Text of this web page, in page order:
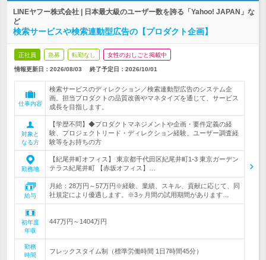
LINEヤフー株式会社 | 日本最大級のユーザー数を誇る「Yahoo! JAPAN」な
ど
検索サービスや検索連動型広告の【プロダクト企画】
正社員 急募 転勤なし 女性のおしごと掲載中
情報更新日：2026/08/03 終了予定日： 2026/10/01
仕事内容
検索サービスのディレクション／検索連動型広告のシステム企
画。担当プロダクトの品質改善やマネタイズを通じて、サービス
成長を目指します。
対象と
なる方
【学歴不問】◆プロダクトマネジメントや企画・要件定義の経
験、プロジェクトリード・ディレクション経験、ユーザー調査経
験等をお持ちの方
勤務地
【紀尾井町オフィス】 東京都千代田区紀尾井町1-3 東京ガーデン
テラス紀尾井町 【赤坂オフィス】…
給与
月給：28万円～57万円※経験、業績、スキル、貢献に応じて、同
社規定により優遇します。※3ヶ月間の試用期間があります…
初年度
年収
447万円～1404万円
勤務
時間
フレックスタイム制（標準労働時間 1日7時間45分）